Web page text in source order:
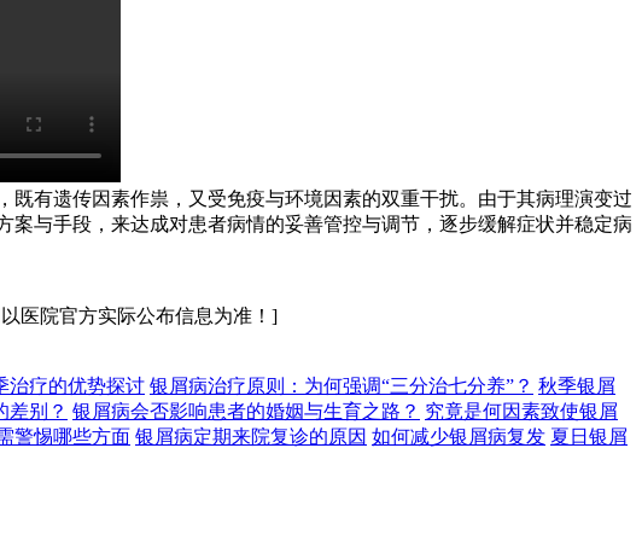
有遗传因素作祟，又受免疫与环境因素的双重干扰。由于其病理演变过
与手段，来达成对患者病情的妥善管控与调节，逐步缓解症状并稳定病
医院官方实际公布信息为准！]
治疗的优势探讨 银屑病治疗原则：为何强调“三分治七分养”？ 秋季银屑
差别？ 银屑病会否影响患者的婚姻与生育之路？ 究竟是何因素致使银屑
警惕哪些方面 银屑病定期来院复诊的原因 如何减少银屑病复发 夏日银屑